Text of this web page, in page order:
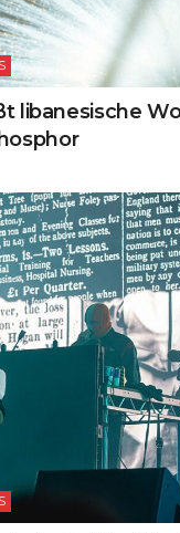
libanesische